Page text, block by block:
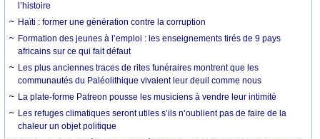
l’histoire
Haïti : former une génération contre la corruption
Formation des jeunes à l’emploi : les enseignements tirés de 9 pays
africains sur ce qui fait défaut
Les plus anciennes traces de rites funéraires montrent que les
communautés du Paléolithique vivaient leur deuil comme nous
La plate-forme Patreon pousse les musiciens à vendre leur intimité
Les refuges climatiques seront utiles s’ils n’oublient pas de faire de la
chaleur un objet politique